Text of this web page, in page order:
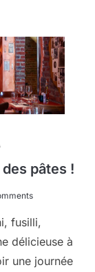
pâtes !
fusilli,
délicieuse à
une journée